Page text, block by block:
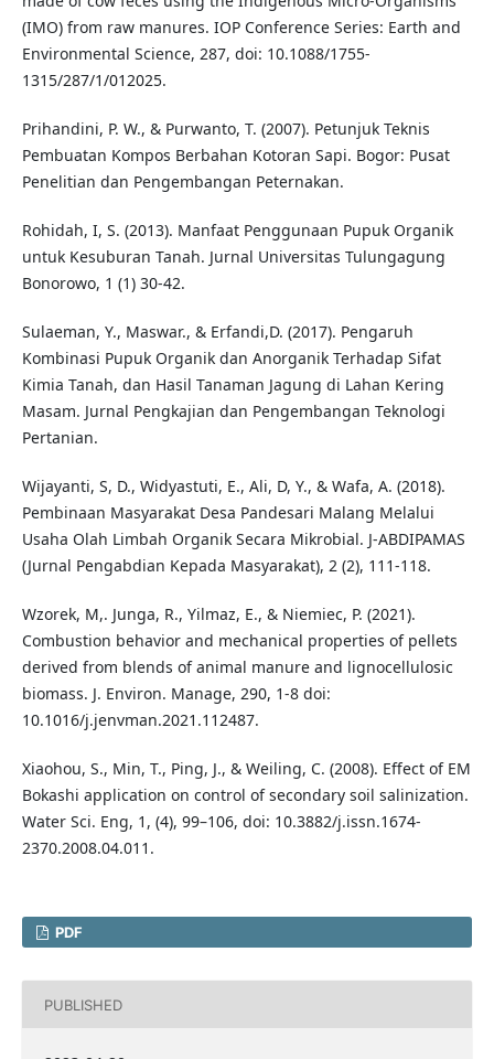
(IMO) from raw manures. IOP Conference Series: Earth and
Environmental Science, 287, doi: 10.1088/1755-
1315/287/1/012025.
Prihandini, P. W., & Purwanto, T. (2007). Petunjuk Teknis
Pembuatan Kompos Berbahan Kotoran Sapi. Bogor: Pusat
Penelitian dan Pengembangan Peternakan.
Rohidah, I, S. (2013). Manfaat Penggunaan Pupuk Organik
untuk Kesuburan Tanah. Jurnal Universitas Tulungagung
Bonorowo, 1 (1) 30-42.
Sulaeman, Y., Maswar., & Erfandi,D. (2017). Pengaruh
Kombinasi Pupuk Organik dan Anorganik Terhadap Sifat
Kimia Tanah, dan Hasil Tanaman Jagung di Lahan Kering
Masam. Jurnal Pengkajian dan Pengembangan Teknologi
Pertanian.
Wijayanti, S, D., Widyastuti, E., Ali, D, Y., & Wafa, A. (2018).
Pembinaan Masyarakat Desa Pandesari Malang Melalui
Usaha Olah Limbah Organik Secara Mikrobial. J-ABDIPAMAS
(Jurnal Pengabdian Kepada Masyarakat), 2 (2), 111-118.
Wzorek, M,. Junga, R., Yilmaz, E., & Niemiec, P. (2021).
Combustion behavior and mechanical properties of pellets
derived from blends of animal manure and lignocellulosic
biomass. J. Environ. Manage, 290, 1-8 doi:
10.1016/j.jenvman.2021.112487.
Xiaohou, S., Min, T., Ping, J., & Weiling, C. (2008). Effect of EM
Bokashi application on control of secondary soil salinization.
Water Sci. Eng, 1, (4), 99–106, doi: 10.3882/j.issn.1674-
2370.2008.04.011.
PDF
PUBLISHED